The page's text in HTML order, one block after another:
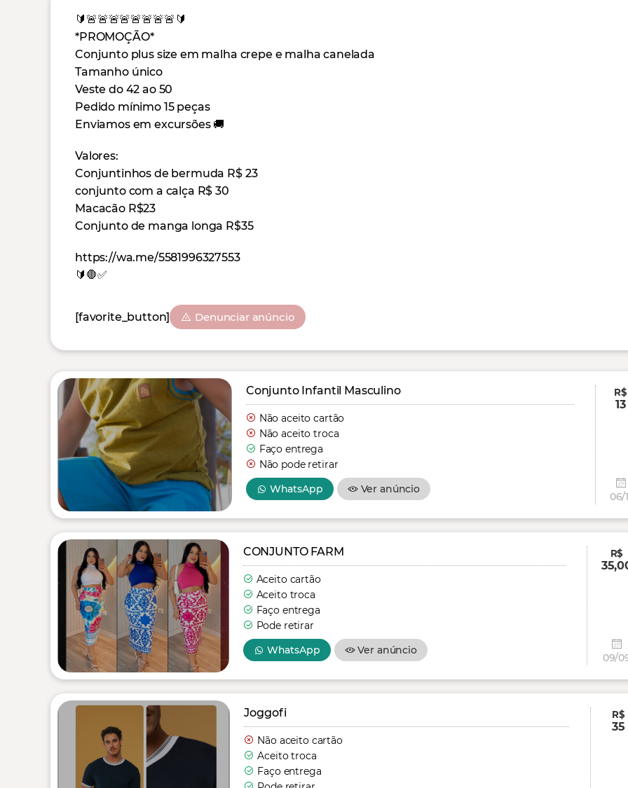
🔰🚨🚨🚨🚨🚨🚨🚨🚨🔰
*PROMOÇÃO*
Conjunto plus size em malha crepe e malha canelada
Tamanho único
Veste do 42 ao 50
Pedido mínimo 15 peças
Enviamos em excursões 🚚
Valores:
Conjuntinhos de bermuda R$ 23
conjunto com a calça R$ 30
Macacão R$23
Conjunto de manga longa R$35
https://wa.me/5581996327553
🔰🛑✅
[favorite_button] Denunciar anúncio
Conjunto Infantil Masculino
Não aceito cartão
Não aceito troca
Faço entrega
Não pode retirar
WhatsApp
Ver anúncio
R$
13
06/
CONJUNTO FARM
Aceito cartão
Aceito troca
Faço entrega
Pode retirar
WhatsApp
Ver anúncio
R$
09/
Joggofi
Não aceito cartão
Aceito troca
Faço entrega
R$
35